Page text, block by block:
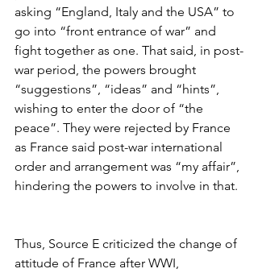
asking “England, Italy and the USA” to
go into “front entrance of war” and
fight together as one. That said, in post-
war period, the powers brought
“suggestions”, “ideas” and “hints”,
wishing to enter the door of “the
peace”. They were rejected by France
as France said post-war international
order and arrangement was “my affair”,
hindering the powers to involve in that.
Thus, Source E criticized the change of
attitude of France after WWI,